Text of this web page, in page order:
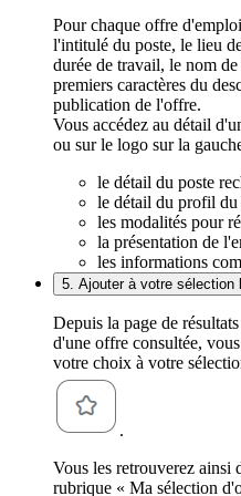
Pour chaque offre
l'intitulé du poste, le lieu
durée de travail, le nom
premiers caractères du
publication de l'offre.
Vous accédez au détail
ou sur le logo sur la
le détail du poste
le détail du profil du
les modalités pour
la présentation de
les informations
5. Ajouter à votre
Depuis la page de
d'une offre consultée,
votre choix à votre
.
Vous les retrouverez ainsi
rubrique « Ma sélection